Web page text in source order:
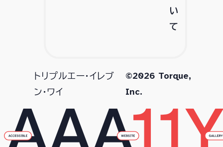
い
て
トリプルエー・イレブ
ン・ワイ
©2026 Torque,
Inc.